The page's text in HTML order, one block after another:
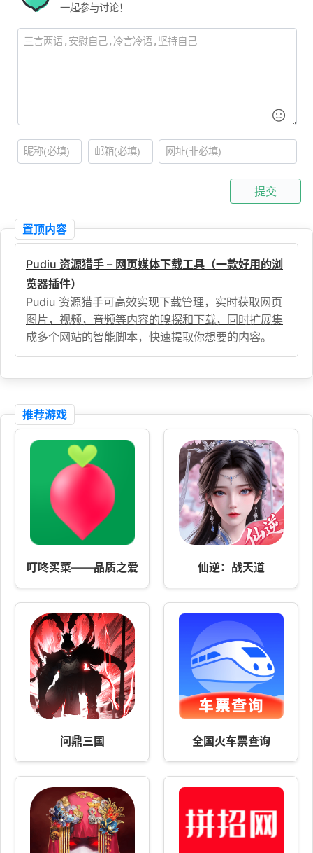
一起参与讨论！
提交
置顶内容
Pudiu 资源猎手 – 网页媒体下载工具（一款好用的浏
览器插件）
Pudiu 资源猎手可高效实现下载管理，实时获取网页
图片，视频，音频等内容的嗅探和下载，同时扩展集
成多个网站的智能脚本，快速提取你想要的内容。
推荐游戏
叮咚买菜——品质之爱 仙逆：战天道
问鼎三国 全国火车票查询